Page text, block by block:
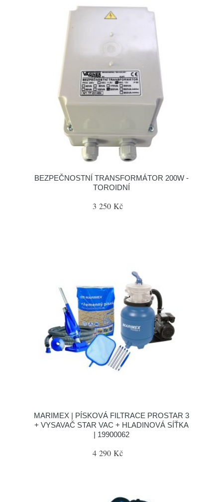
BEZPEČNOSTNÍ TRANSFORMÁTOR 200W -
TOROIDNÍ
3 250 Kč
MARIMEX | PÍSKOVÁ FILTRACE PROSTAR 3
+ VYSAVAČ STAR VAC + HLADINOVÁ SÍŤKA
| 19900062
4 290 Kč